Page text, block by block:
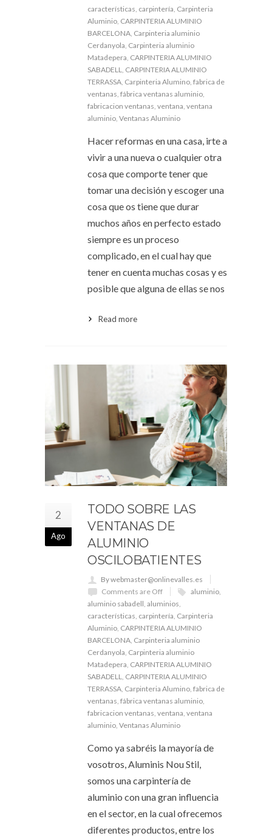
características, carpintería, Carpinteria
Aluminio, CARPINTERIA ALUMINIO
BARCELONA, Carpinteria aluminio
Cerdanyola, Carpinteria aluminio
Matadepera, CARPINTERIA ALUMINIO
SABADELL, CARPINTERIA ALUMINIO
TERRASSA, Carpinteria Alumino, fabrica de
ventanas, fábrica ventanas aluminio,
fabricacion ventanas, ventana, ventana
aluminio, Ventanas Aluminio
Hacer reformas en una casa, irte a
vivir a una nueva o cualquier otra
cosa que comporte tener que
tomar una decisión y escoger una
cosa que os tiene que durar
muchos años en perfecto estado
siempre es un proceso
complicado, en el cual hay que
tener en cuenta muchas cosas y es
posible que alguna de ellas se nos
Read more
2
Ago
TODO SOBRE LAS
VENTANAS DE
ALUMINIO
OSCILOBATIENTES
By webmaster@onlinevalles.es
Comments are Off
aluminio
aluminio sabadell aluminios
características carpintería Carpinteria
Aluminio CARPINTERIA ALUMINIO
BARCELONA Carpinteria aluminio
Cerdanyola Carpinteria aluminio
Matadepera CARPINTERIA ALUMINIO
SABADELL
CARPINTERIA ALUMINIO
TERRASSA Carpinteria Alumino fabrica de
ventanas fábrica ventanas aluminio
fabricacion ventanas ventana ventana
aluminio Ventanas Aluminio
Como ya sabréis la mayoría de
vosotros, Aluminis Nou Stil,
somos una carpintería de
aluminio con una gran influencia
en el sector, en la cual ofrecemos
diferentes productos, entre los